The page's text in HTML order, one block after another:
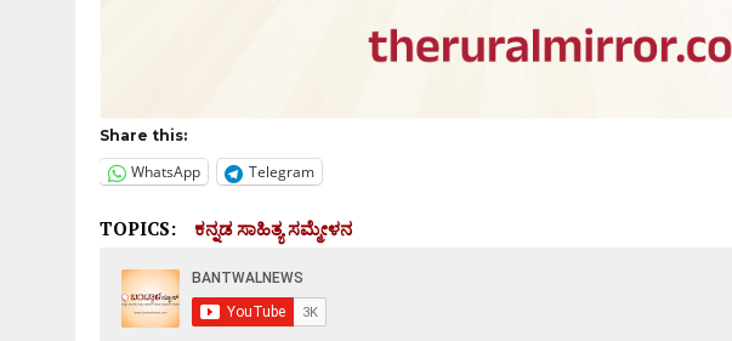
Share this:
WhatsApp Telegram
TOPICS: ಕನ್ನಡ ಸಾಹಿತ್ಯ ಸಮ್ಮೇಳನ